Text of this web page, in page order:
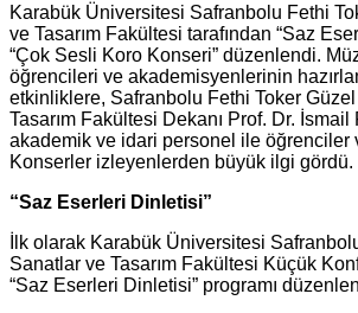
Karabük Üniversitesi Safranbolu Fethi
ve Tasarım Fakültesi tarafından “Saz
“Çok Sesli Koro Konseri” düzenlendi.
öğrencileri ve akademisyenlerinin
etkinliklere, Safranbolu Fethi Toker
Tasarım Fakültesi Dekanı Prof. Dr. İsmail
akademik ve idari personel ile öğrenciler
Konserler izleyenlerden büyük ilgi gördü.
“Saz Eserleri Dinletisi”
İlk olarak Karabük Üniversitesi
Sanatlar ve Tasarım Fakültesi Küçük
“Saz Eserleri Dinletisi” programı